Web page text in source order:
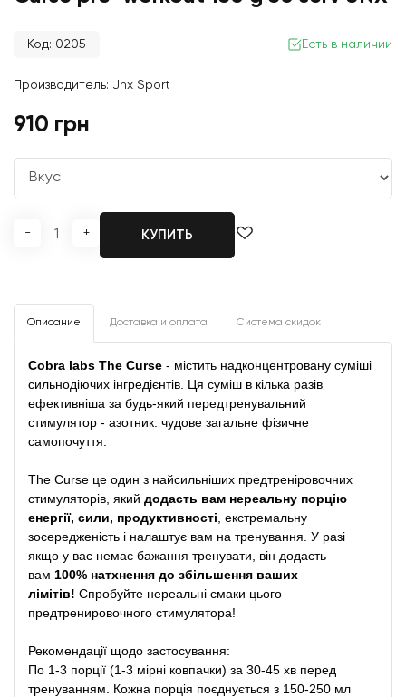
Код: 0205 Есть в наличии
Производитель: Jnx Sport
910 грн
- + КУПИТЬ
Описание Доставка и оплата Система скидок
Cobra labs The Curse - містить надконцентровану суміші
сильнодіючих інгредієнтів. Ця суміш в кілька разів
ефективніша за будь-який передтренувальний
стимулятор - азотник. чудове загальне фізичне
самопочуття.
The Curse це один з найсильніших предтреніровочних
стимуляторів, який додасть вам нереальну порцію
енергії, сили, продуктивності , екстремальну
зосередженість і налаштує вам на тренування. У разі
якщо у вас немає бажання тренувати, він додасть
вам 100% натхнення до збільшення ваших
лімітів! Спробуйте нереальні смаки цього
предтренировочного стимулятора!
Рекомендації щодо застосування:
По 1-3 порції (1-3 мірні ковпачки) за 30-45 хв перед
тренуванням. Кожна порція поєднується з 150-250 мл